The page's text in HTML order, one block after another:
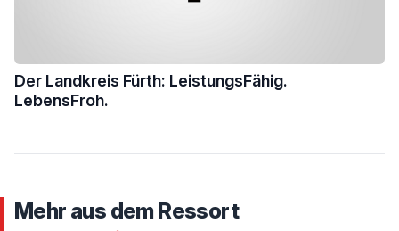
Der Landkreis Fürth: LeistungsFähig.
LebensFroh.
Mehr aus dem Ressort